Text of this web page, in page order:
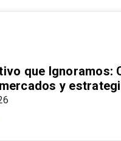
que Ignoramos:
y